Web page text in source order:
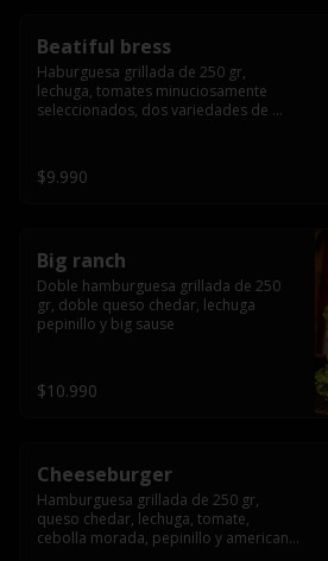
Beatiful bress
Haburguesa grillada de 250 gr,
lechuga, tomates minuciosamente
seleccionados, dos variedades de
lentamente en el grill, para finalizar
todo con una envolvente salsa cristal
$9.990
Big ranch
Doble hamburguesa grillada de 250
gr, doble queso chedar, lechuga
pepinillo y big sause
$10.990
Cheeseburger
Hamburguesa grillada de 250 gr,
queso chedar, lechuga, tomate,
cebolla morada, pepinillo y american